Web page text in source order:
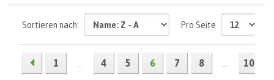
Sortieren nach: Pro Seite
1 ... 4 5 6 7 8 ... 10